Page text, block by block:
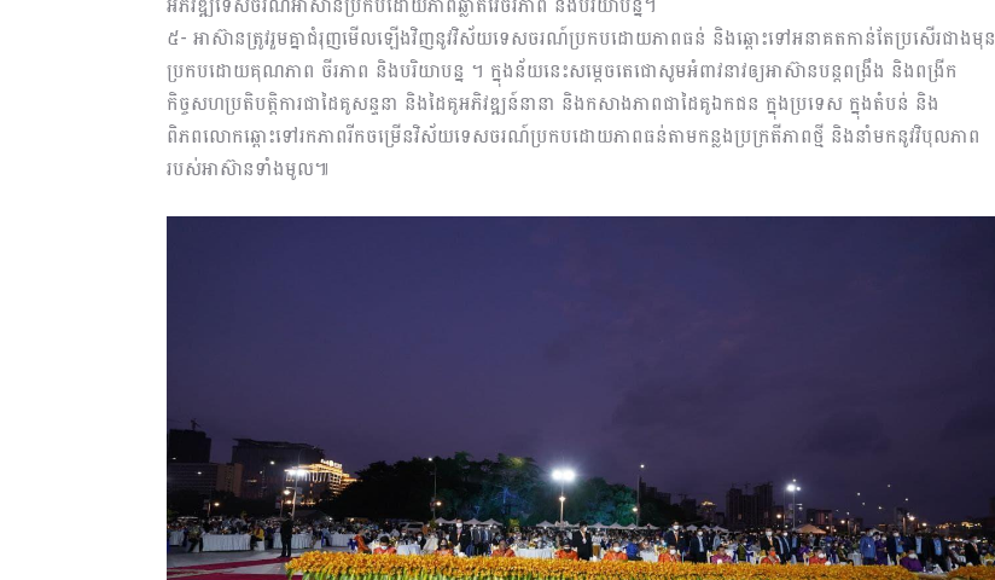
៥- អាស៊ានត្រូវរួមគ្នាជំរុញមើលឡើងវិញនូវវិស័យទេសចរណ៍ប្រកបដោយភាពធន់ និងឆ្ពោះទៅអនាគតកាន់តែប្រសើរជាងមុន
ប្រកបដោយគុណភាព ចីរភាព និងបរិយាបន្ន ។ ក្នុងន័យនេះសម្ដេចតេជោសូមអំពាវនាវឲ្យអាស៊ានបន្តពង្រឹង និងពង្រីក
កិច្ចសហប្រតិបត្តិការជាដៃគូសន្ទនា និងដៃគូអភិវឌ្ឍន៍នានា និងកសាងភាពជាដៃគូឯកជន ក្នុងប្រទេស ក្នុងតំបន់ និង
ពិភពលោកឆ្ពោះទៅរកភាពរីកចម្រើនវិស័យទេសចរណ៍ប្រកបដោយភាពធន់តាមកន្លងប្រក្រតីភាពថ្មី និងនាំមកនូវវិបុលភាព
របស់អាស៊ានទាំងមូល៕